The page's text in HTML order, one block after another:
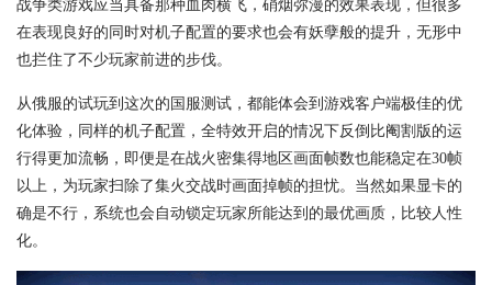
战争类游戏应当具备那种血肉横飞，硝烟弥漫的效果表现，但很多
在表现良好的同时对机子配置的要求也会有妖孽般的提升，无形中
也拦住了不少玩家前进的步伐。
从俄服的试玩到这次的国服测试，都能体会到游戏客户端极佳的优
化体验，同样的机子配置，全特效开启的情况下反倒比阉割版的运
行得更加流畅，即便是在战火密集得地区画面帧数也能稳定在30帧
以上，为玩家扫除了集火交战时画面掉帧的担忧。当然如果显卡的
确是不行，系统也会自动锁定玩家所能达到的最优画质，比较人性
化。